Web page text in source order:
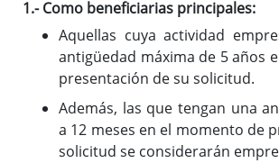
1.- Como beneficiarias principales:
Aquellas cuya actividad
antigüedad máxima de 5 años
presentación de su solicitud.
Además, las que tengan una
a 12 meses en el momento de
solicitud se considerarán